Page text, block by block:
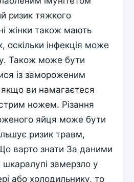
ризик тяжкого
жінки також мають
оскільки інфекція може
Також може бути
із замороженим
ви намагаєтеся
ножем. Різання
яйця може бути
ризик травм,
варто знати За даними
замерзло у
або холодильнику, то